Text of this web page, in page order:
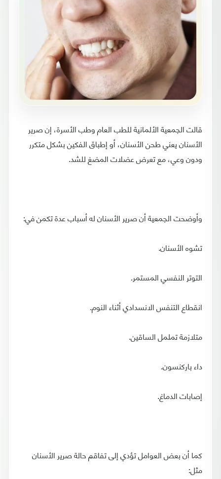
قالت الجمعية الألمانية للطب العام ‫وطب الأسرة، إن صرير
الأسنان يعني طحن الأسنان، أو إطباق الفكين بشكل ‫متكرر
ودون وعي، مع تعرض عضلات المضغ للشد.
‫وأوضحت الجمعية أن صرير الأسنان له أسباب عدة تكمن في:
تشوه الأسنان.
التوتر النفسي المستمر.
انقطاع التنفس الانسدادي أثناء النوم.
متلازمة تململ الساقين.
داء باركنسون.
إصابات الدماغ.
‫كما أن بعض العوامل تؤدي إلى تفاقم حالة صرير الأسنان
مثل: